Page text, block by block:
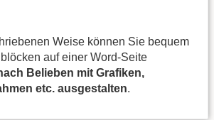
Weise können Sie bequem
auf einer Word-Seite
Belieben mit Grafiken,
etc. ausgestalten.